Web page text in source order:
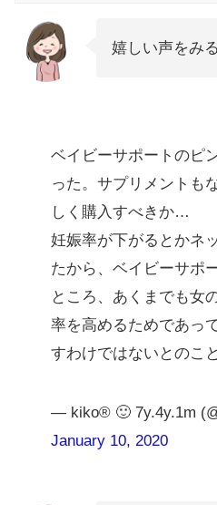
嬉しい声をみ
ベイビーサポートのピ
った。サプリメントも
しく購入すべきか…
妊娠率が下がるとかネ
たから、ベイビーサポ
ところ、あくまでも女
率を高めるためであっ
すわけではないとのこと
— kiko®︎ 🙂 7y.4y.1m
January 10, 2020